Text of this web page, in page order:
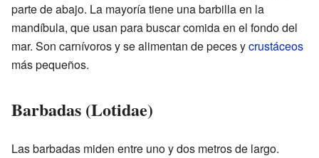
parte de abajo. La mayoría tiene una barbilla en la
mandíbula, que usan para buscar comida en el fondo del
mar. Son carnívoros y se alimentan de peces ycrustáceos
más pequeños.
Barbadas (Lotidae)
Las barbadas miden entre uno y dos metros de largo.